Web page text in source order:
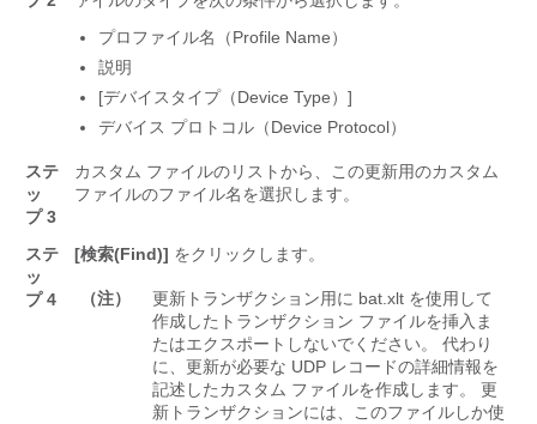
プロファイル名（Profile Name）
説明
[デバイスタイプ（Device Type）]
デバイス プロトコル（Device Protocol）
ステ
ッ
プ 3
カスタム ファイルのリストから、この更新用のカスタム
ファイルのファイル名を選択します。
ステ
ッ
プ 4
[検索(Find)] をクリックします。
（注）
更新トランザクション用に bat.xlt を使用して
作成したトランザクション ファイルを挿入ま
たはエクスポートしないでください。 代わり
に、更新が必要な UDP レコードの詳細情報を
記述したカスタム ファイルを作成します。 更
新トランザクションには、このファイルしか使